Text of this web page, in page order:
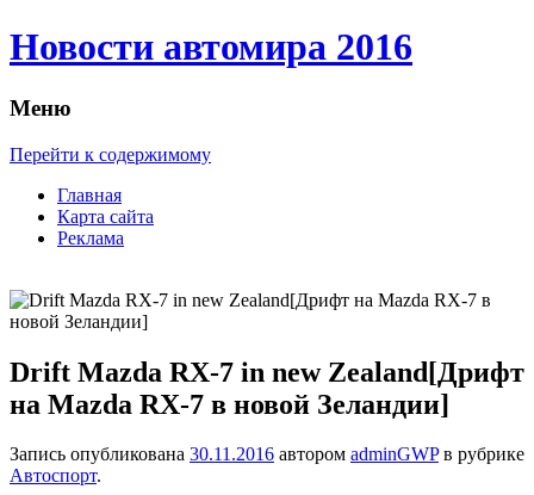
Новости автомира 2016
Меню
Перейти к содержимому
Главная
Карта сайта
Реклама
Drift Mazda RX-7 in new Zealand[Дрифт
на Mazda RX-7 в новой Зеландии]
Запись опубликована 30.11.2016 автором adminGWPв рубрике
Автоспорт.